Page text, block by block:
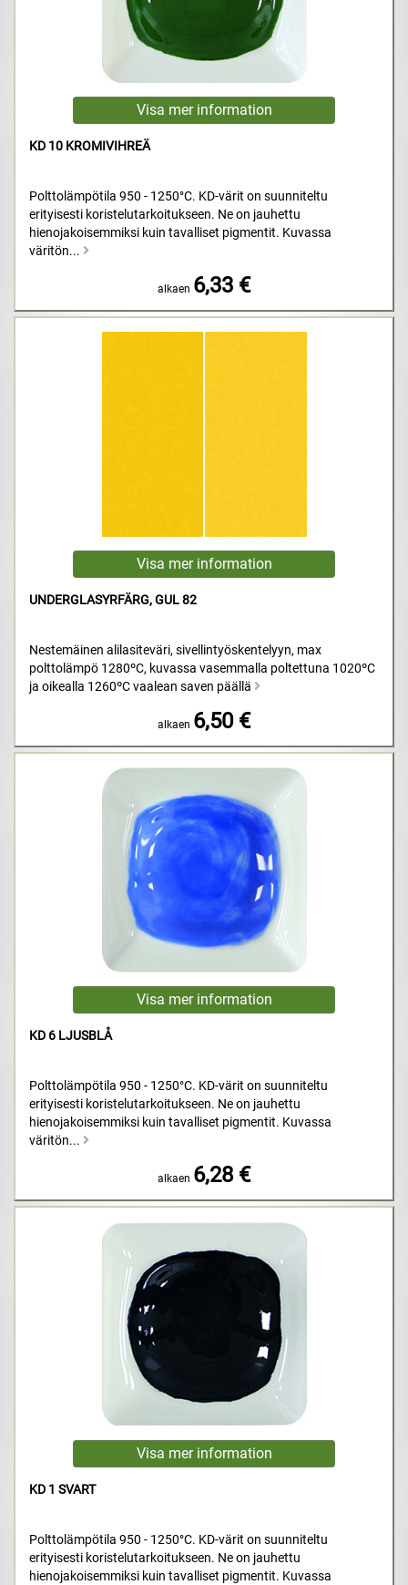
KD 10 KROMIVIHREÄ
Polttolämpötila 950 - 1250°C. KD-värit on suunniteltu
erityisesti koristelutarkoitukseen. Ne on jauhettu
hienojakoisemmiksi kuin tavalliset pigmentit. Kuvassa
väritön...
alkaen 6,33 €
UNDERGLASYRFÄRG, GUL 82
Nestemäinen alilasiteväri, sivellintyöskentelyyn, max
polttolämpö 1280ºC, kuvassa vasemmalla poltettuna 1020ºC
ja oikealla 1260ºC vaalean saven päällä
alkaen 6,50 €
KD 6 LJUSBLÅ
Polttolämpötila 950 - 1250°C. KD-värit on suunniteltu
erityisesti koristelutarkoitukseen. Ne on jauhettu
hienojakoisemmiksi kuin tavalliset pigmentit. Kuvassa
väritön...
alkaen 6,28 €
KD 1 SVART
Polttolämpötila 950 - 1250°C. KD-värit on suunniteltu
erityisesti koristelutarkoitukseen. Ne on jauhettu
hienojakoisemmiksi kuin tavalliset pigmentit. Kuvassa